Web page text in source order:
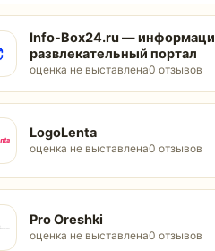
Info-Box24.ru —
развлекательный портал
оценка не выставлена0 отзывов
LogoLenta
оценка не выставлена0 отзывов
Pro Oreshki
оценка не выставлена0 отзывов